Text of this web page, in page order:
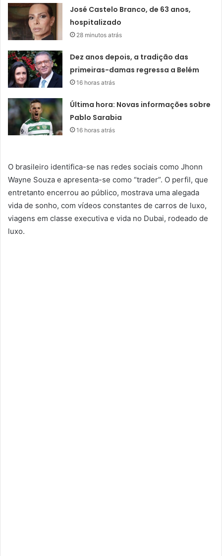
José Castelo Branco, de 63 anos,
hospitalizado
28 minutos atrás
Dez anos depois, a tradição das
primeiras-damas regressa a Belém
16 horas atrás
Última hora: Novas informações sobre
Pablo Sarabia
16 horas atrás
O brasileiro identifica-se nas redes sociais como Jhonn
Wayne Souza e apresenta-se como “trader”. O perfil, que
entretanto encerrou ao público, mostrava uma alegada
vida de sonho, com vídeos constantes de carros de luxo,
viagens em classe executiva e vida no Dubai, rodeado de
luxo.